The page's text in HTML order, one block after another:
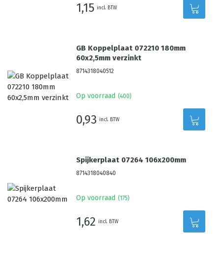
1,15 incl. BTW
GB Koppelplaat 072210 180mm
60x2,5mm verzinkt
8714318040512
Op voorraad (400)
0,93 incl. BTW
Spijkerplaat 07264 106x200mm
8714318040840
Op voorraad (175)
1,62 incl. BTW